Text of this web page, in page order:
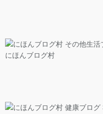
にほんブログ村